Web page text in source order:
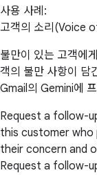
사용 사례:
고객의 소리(Voice
불만이 있는 고객에
객의 불만 사항이 담
Gmail의 Gemini에
Request a follow-
this customer who
their concern and
Request a follow-